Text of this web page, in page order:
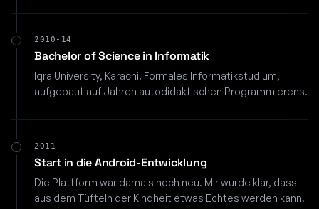
2010-14
Bachelor of Science in Informatik
Iqra University, Karachi. Formales Informatikstudium,
aufgebaut auf Jahren autodidaktischen Programmierens.
2011
Start in die Android-Entwicklung
Die Plattform war damals noch neu. Mir wurde klar, dass
aus dem Tüfteln der Kindheit etwas Echtes werden kann.